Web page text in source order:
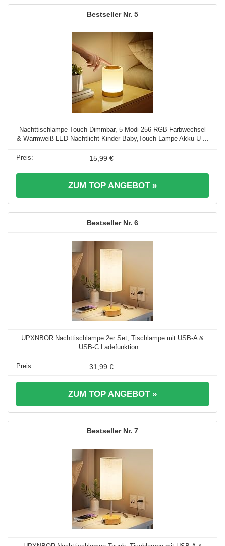
5
Nachttischlampe Touch Dimmbar, 5 Modi 256 RGB Farbwechsel
& Warmweiß LED Nachtlicht Kinder Baby,Touch Lampe Akku U ...
15,99 €
ZUM TOP ANGEBOT »
6
UPXNBOR Nachttischlampe 2er Set, Tischlampe mit USB-A &
USB-C Ladefunktion ...
31,99 €
ZUM TOP ANGEBOT »
7